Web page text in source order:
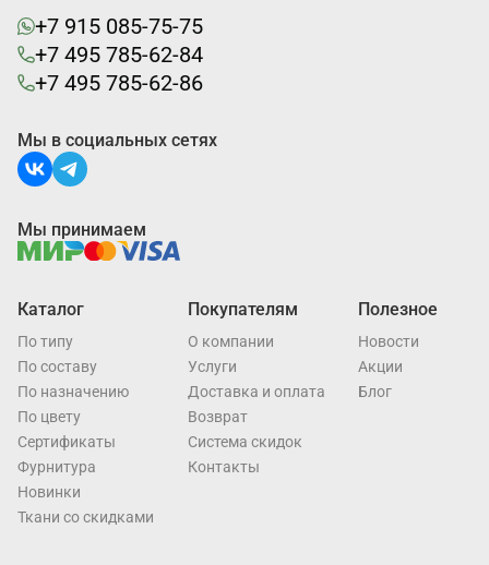
+7 915 085-75-75
+7 495 785-62-84
+7 495 785-62-86
Каталог
По типу
По составу
По назначению
По цвету
Cертификаты
Фурнитура
Новинки
Ткани со скидками
Покупателям
О компании
Услуги
Доставка и оплата
Возврат
Система скидок
Контакты
Полезное
Новости
Акции
Блог
Мы в социальных сетях
Мы принимаем